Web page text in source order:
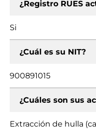
¿Registro RUES
Si
¿Cuál es su NIT?
900891015
¿Cuáles son sus
Extracción de hulla